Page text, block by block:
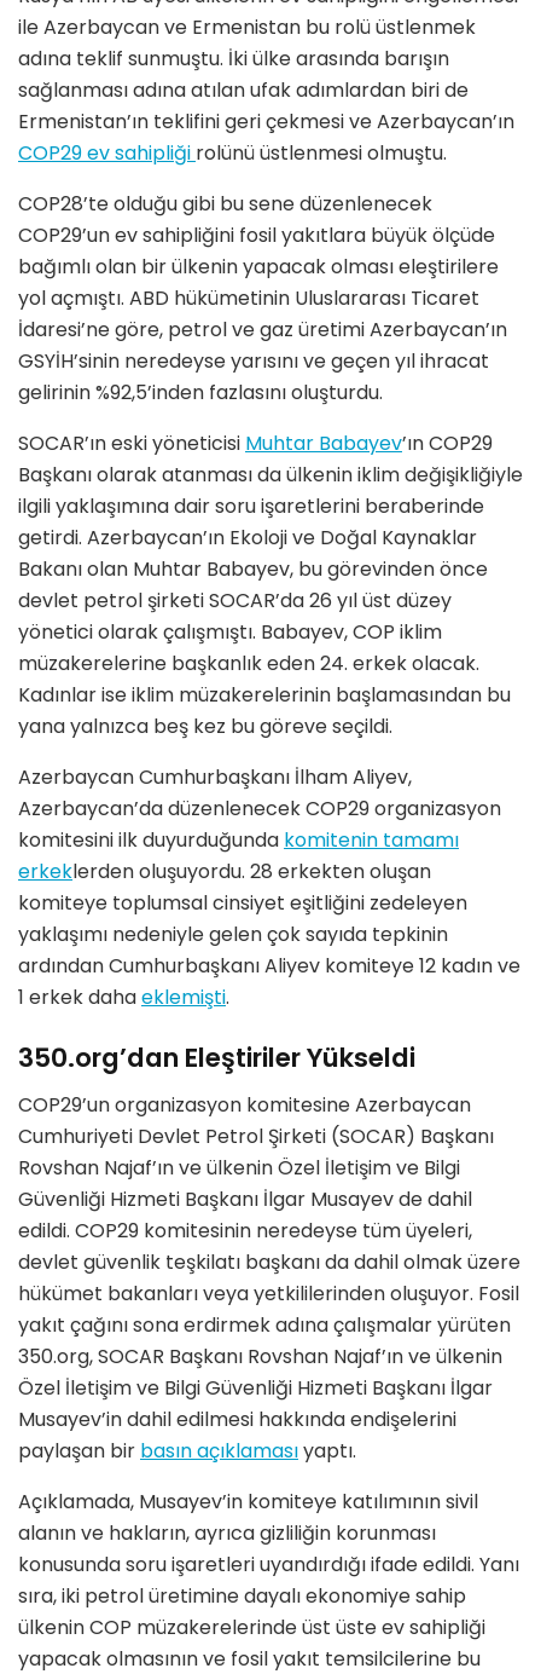
ile Azerbaycan ve Ermenistan bu rolü üstlenmek
adına teklif sunmuştu. İki ülke arasında barışın
sağlanması adına atılan ufak adımlardan biri de
Ermenistan’ın teklifini geri çekmesi ve Azerbaycan’ın
COP29 ev sahipliği rolünü üstlenmesi olmuştu.
COP28’te olduğu gibi bu sene düzenlenecek
COP29’un ev sahipliğini fosil yakıtlara büyük ölçüde
bağımlı olan bir ülkenin yapacak olması eleştirilere
yol açmıştı. ABD hükümetinin Uluslararası Ticaret
İdaresi’ne göre, petrol ve gaz üretimi Azerbaycan’ın
GSYİH’sinin neredeyse yarısını ve geçen yıl ihracat
gelirinin %92,5’inden fazlasını oluşturdu.
SOCAR’ın eski yöneticisi Muhtar Babayev’ın COP29
Başkanı olarak atanması da ülkenin iklim değişikliğiyle
ilgili yaklaşımına dair soru işaretlerini beraberinde
getirdi. Azerbaycan’ın Ekoloji ve Doğal Kaynaklar
Bakanı olan Muhtar Babayev, bu görevinden önce
devlet petrol şirketi SOCAR’da 26 yıl üst düzey
yönetici olarak çalışmıştı. Babayev, COP iklim
müzakerelerine başkanlık eden 24. erkek olacak.
Kadınlar ise iklim müzakerelerinin başlamasından bu
yana yalnızca beş kez bu göreve seçildi.
Azerbaycan Cumhurbaşkanı İlham Aliyev,
Azerbaycan’da düzenlenecek COP29 organizasyon
komitesini ilk duyurduğunda komitenin tamamı
erkeklerden oluşuyordu. 28 erkekten oluşan
komiteye toplumsal cinsiyet eşitliğini zedeleyen
yaklaşımı nedeniyle gelen çok sayıda tepkinin
ardından Cumhurbaşkanı Aliyev komiteye 12 kadın ve
1 erkek dahaeklemişti.
350.org’dan Eleştiriler Yükseldi
COP29’un organizasyon komitesine Azerbaycan
Cumhuriyeti Devlet Petrol Şirketi (SOCAR) Başkanı
Rovshan Najaf’ın ve ülkenin Özel İletişim ve Bilgi
Güvenliği Hizmeti Başkanı İlgar Musayev de dahil
edildi. COP29 komitesinin neredeyse tüm üyeleri,
devlet güvenlik teşkilatı başkanı da dahil olmak üzere
hükümet bakanları veya yetkililerinden oluşuyor. Fosil
yakıt çağını sona erdirmek adına çalışmalar yürüten
350.org, SOCAR Başkanı Rovshan Najaf’ın ve ülkenin
Özel İletişim ve Bilgi Güvenliği Hizmeti Başkanı İlgar
Musayev’in dahil edilmesi hakkında endişelerini
paylaşan bir basın açıklamasıyaptı.
Açıklamada, Musayev’in komiteye katılımının sivil
alanın ve hakların, ayrıca gizliliğin korunması
konusunda soru işaretleri uyandırdığı ifade edildi. Yanı
sıra, iki petrol üretimine dayalı ekonomiye sahip
ülkenin COP müzakerelerinde üst üste ev sahipliği
yapacak olmasının ve fosil yakıt temsilcilerine bu